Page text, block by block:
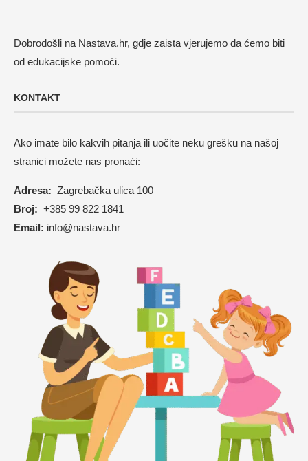
Dobrodošli na Nastava.hr, gdje zaista vjerujemo da ćemo biti
od edukacijske pomoći.
KONTAKT
Ako imate bilo kakvih pitanja ili uočite neku grešku na našoj
stranici možete nas pronaći:
Adresa: Zagrebačka ulica 100
Broj: +385 99 822 1841
Email: info@nastava.hr